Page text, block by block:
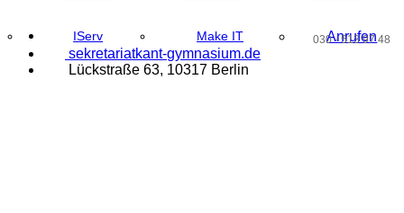
IServ Make IT Anrufen
030 - 513 97 48
sekretariat@
kant-gymnasium.de
Lückstraße 63, 10317 Berlin